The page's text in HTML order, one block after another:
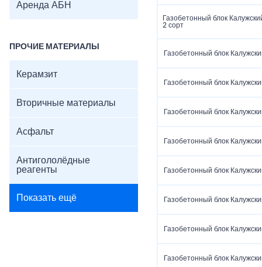
Аренда АБН
ПРОЧИЕ МАТЕРИАЛЫ
Керамзит
Вторичные материалы
Асфальт
Антигололёдные
реагенты
Показать ещё
Газобетонный блок
2 сорт
Газобетонный блок
Газобетонный блок
Газобетонный блок
Газобетонный блок
Газобетонный блок
Газобетонный блок
Газобетонный блок
Газобетонный блок